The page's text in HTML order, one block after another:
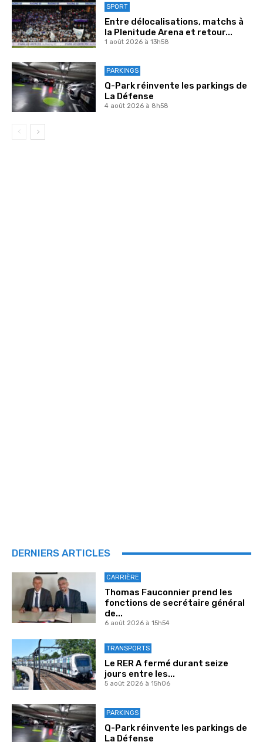
SPORT
Entre délocalisations, matchs à
la Plenitude Arena et retour...
1 août 2026 à 13h58
PARKINGS
Q-Park réinvente les parkings de
La Défense
4 août 2026 à 8h58
DERNIERS ARTICLES
CARRIÈRE
Thomas Fauconnier prend les
fonctions de secrétaire général
de...
6 août 2026 à 15h54
TRANSPORTS
Le RER A fermé durant seize
jours entre les...
5 août 2026 à 15h06
PARKINGS
Q-Park réinvente les parkings de
La Défense